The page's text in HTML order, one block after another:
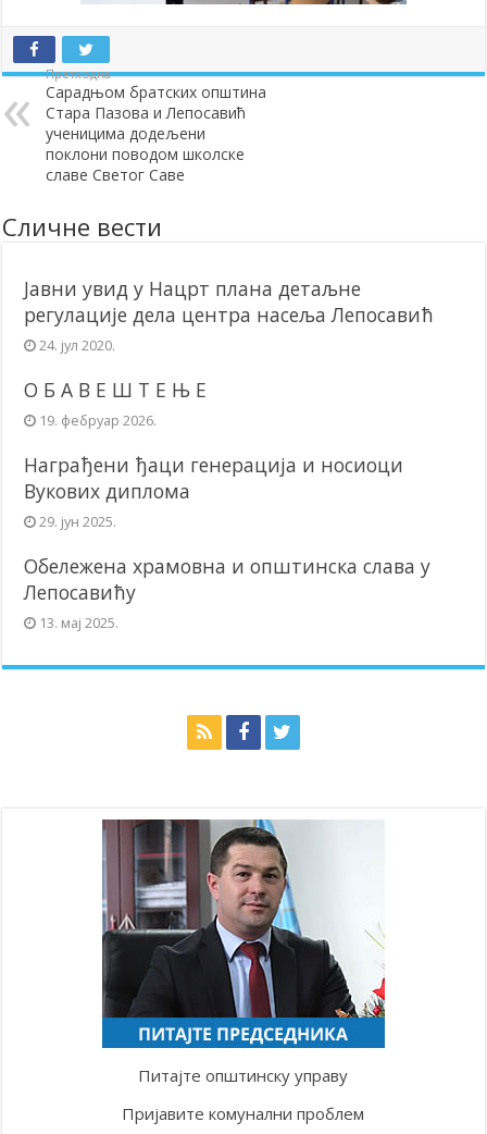
Претходна
Сарадњом братских општина
Стара Пазова и Лепосавић
ученицима додељени
поклони поводом школске
славе Светог Саве
Сличне вести
Јавни увид у Нацрт плана детаљне
регулације дела центра насеља Лепосавић
24. јул 2020.
О Б А В Е Ш Т Е Њ Е
19. фебруар 2026.
Награђени ђаци генерација и носиоци
Вукових диплома
29. јун 2025.
Обележена храмовна и општинска слава у
Лепосавићу
13. мај 2025.
Питајте општинску управу
Пријавите комунални проблем